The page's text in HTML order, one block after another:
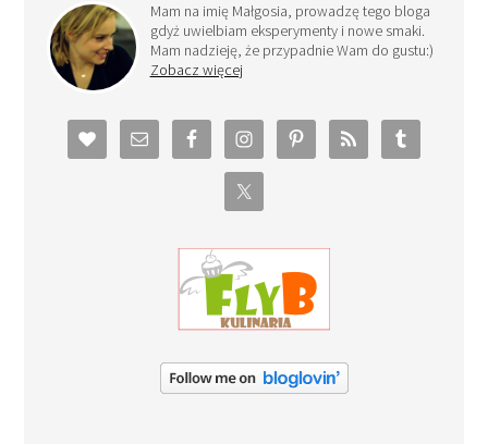
Mam na imię Małgosia, prowadzę tego bloga
gdyż uwielbiam eksperymenty i nowe smaki.
Mam nadzieję, że przypadnie Wam do gustu:)
Zobacz więcej